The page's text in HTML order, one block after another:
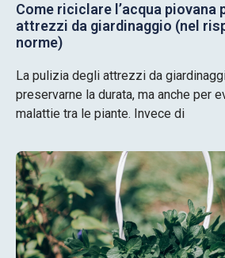
Come riciclare l’acqua piovana
attrezzi da giardinaggio (nel
norme)
La pulizia degli attrezzi da
preservarne la durata, ma anche per
malattie tra le piante. Invece di